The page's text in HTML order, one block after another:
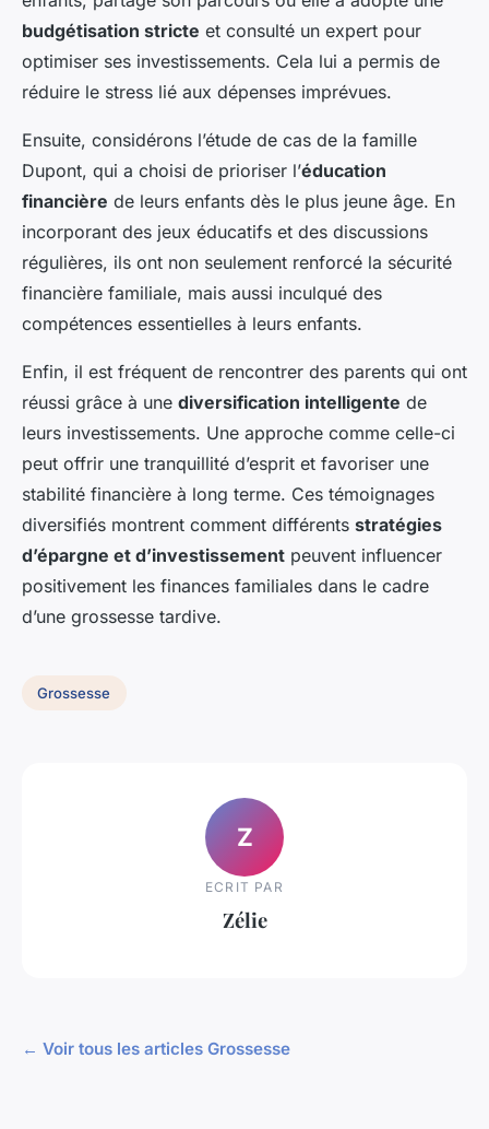
budgétisation stricte et consulté un expert pour
optimiser ses investissements. Cela lui a permis de
réduire le stress lié aux dépenses imprévues.
Ensuite, considérons l’étude de cas de la famille
Dupont, qui a choisi de prioriser l’éducation
financière de leurs enfants dès le plus jeune âge. En
incorporant des jeux éducatifs et des discussions
régulières, ils ont non seulement renforcé la sécurité
financière familiale, mais aussi inculqué des
compétences essentielles à leurs enfants.
Enfin, il est fréquent de rencontrer des parents qui ont
réussi grâce à une diversification intelligente de
leurs investissements. Une approche comme celle-ci
peut offrir une tranquillité d’esprit et favoriser une
stabilité financière à long terme. Ces témoignages
diversifiés montrent comment différents stratégies
d’épargne et d’investissement peuvent influencer
positivement les finances familiales dans le cadre
d’une grossesse tardive.
Grossesse
Z
ECRIT PAR
Zélie
← Voir tous les articles Grossesse